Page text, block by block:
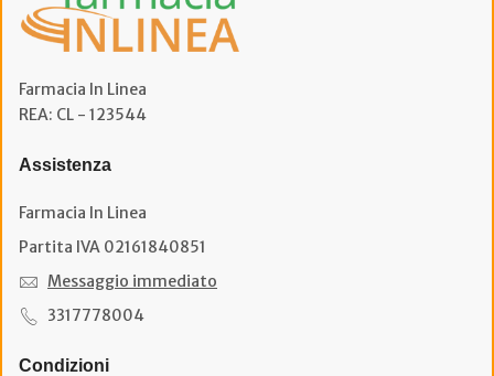
Farmacia In Linea
REA: CL - 123544
Assistenza
Farmacia In Linea
Partita IVA 02161840851
Messaggio immediato
3317778004
Condizioni